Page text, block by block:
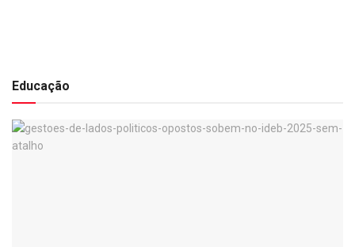
Educação